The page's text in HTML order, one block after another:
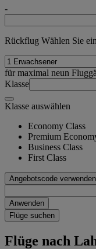
-
Rückflug Wählen Sie
für maximal neun
Klasse
Klasse auswählen
Economy Class
Premium
Business Class
First Class
Angebotscode verwenden
Anwenden
Flüge suchen
Flüge nach